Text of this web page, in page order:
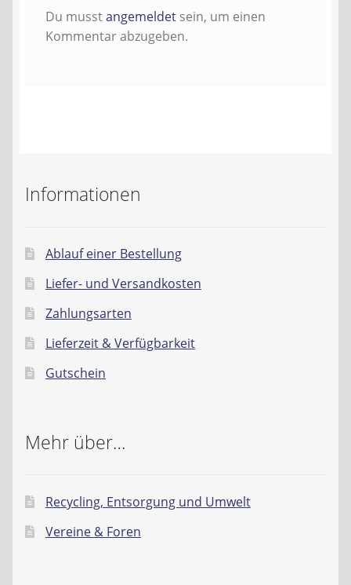
Kontakt
Du musstangemeldetsein, um einen
Kommentar abzugeben.
Informationen
Ablauf einer Bestellung
Liefer- und Versandkosten
Zahlungsarten
Lieferzeit & Verfügbarkeit
Gutschein
Mehr über…
Recycling, Entsorgung und Umwelt
Vereine & Foren